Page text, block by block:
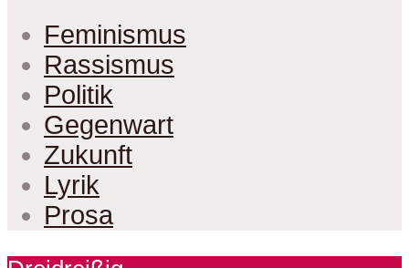
Feminismus
Rassismus
Politik
Gegenwart
Zukunft
Lyrik
Prosa